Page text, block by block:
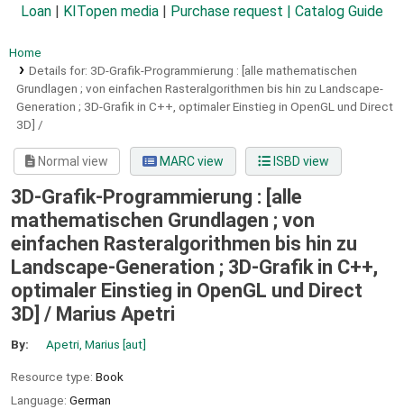
Loan
KITopen media Purchase request | Catalog Guide
Home
Details for: 3D-Grafik-Programmierung : [alle mathematischen
Grundlagen ; von einfachen Rasteralgorithmen bis hin zu Landscape-
Generation ; 3D-Grafik in C++, optimaler Einstieg in OpenGL und Direct
3D] /
Normal view MARC view ISBD view
3D-Grafik-Programmierung : [alle
mathematischen Grundlagen ; von
einfachen Rasteralgorithmen bis hin zu
Landscape-Generation ; 3D-Grafik in C++,
optimaler Einstieg in OpenGL und Direct
3D] / Marius Apetri
By: Apetri, Marius [aut]
Resource type: Book
Language: German